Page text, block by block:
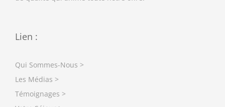
Lien :
Qui Sommes-Nous >
Les Médias >
Témoignages >